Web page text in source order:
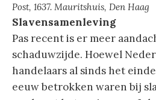
Post, 1637. Mauritshuis, Den Haag
Slavensamenleving
Pas recent is er meer
schaduwzijde. Hoewel
handelaars al sinds het
eeuw betrokken waren bij